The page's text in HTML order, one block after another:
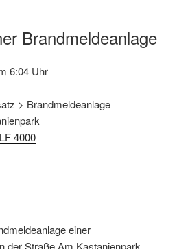
Brandmeldeanlage
6:04 Uhr
> Brandmeldeanlage
4000
einer
der Straße Am Kastanienpark